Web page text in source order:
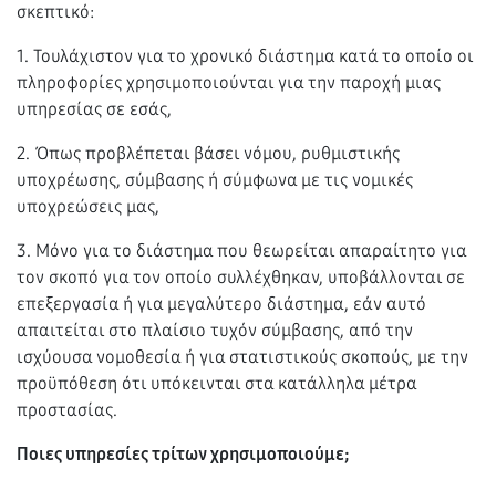
σκεπτικό:
1. Τουλάχιστον για το χρονικό διάστημα κατά το οποίο οι
πληροφορίες χρησιμοποιούνται για την παροχή μιας
υπηρεσίας σε εσάς,
2. Όπως προβλέπεται βάσει νόμου, ρυθμιστικής
υποχρέωσης, σύμβασης ή σύμφωνα με τις νομικές
υποχρεώσεις μας,
3. Μόνο για το διάστημα που θεωρείται απαραίτητο για
τον σκοπό για τον οποίο συλλέχθηκαν, υποβάλλονται σε
επεξεργασία ή για μεγαλύτερο διάστημα, εάν αυτό
απαιτείται στο πλαίσιο τυχόν σύμβασης, από την
ισχύουσα νομοθεσία ή για στατιστικούς σκοπούς, με την
προϋπόθεση ότι υπόκεινται στα κατάλληλα μέτρα
προστασίας.
Ποιες υπηρεσίες τρίτων χρησιμοποιούμε;